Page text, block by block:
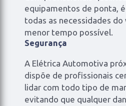
equipamentos de ponta,
todas as necessidades do
menor tempo possível.
Segurança
A Elétrica Automotiva
dispõe de profissionais
lidar com todo tipo de
evitando que qualquer